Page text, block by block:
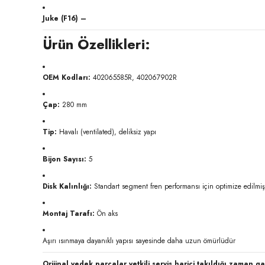
Juke (F16) –
Ürün Özellikleri:
OEM Kodları: 402065585R, 402067902R
Çap: 280 mm
Tip: Havalı (ventilated), deliksiz yapı
Bijon Sayısı: 5
Disk Kalınlığı: Standart segment fren performansı için optimize
Montaj Tarafı: Ön aks
Aşırı ısınmaya dayanıklı yapısı sayesinde daha uzun ömürlüdür